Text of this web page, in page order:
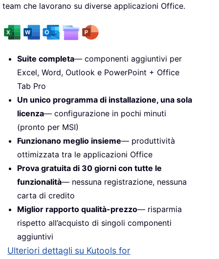
team che lavorano su diverse applicazioni Office.
Suite completa— componenti aggiuntivi per
Excel, Word, Outlook e PowerPoint + Office
Tab Pro
Un unico programma di installazione, una sola
licenza— configurazione in pochi minuti
(pronto per MSI)
Funzionano meglio insieme— produttività
ottimizzata tra le applicazioni Office
Prova gratuita di 30 giorni con tutte le
funzionalità— nessuna registrazione, nessuna
carta di credito
Miglior rapporto qualità-prezzo— risparmia
rispetto all’acquisto di singoli componenti
aggiuntivi
Ulteriori dettagli su Kutools for